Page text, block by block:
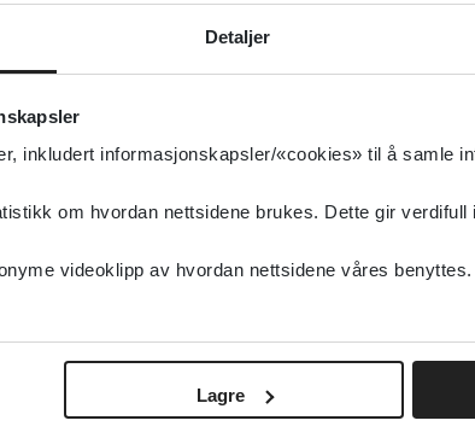
Detaljer
inkludert informasjonskapsler/«cookies» til å samle
om hvordan nettsidene brukes. Dette gir
videoklipp av hvordan nettsidene våres
Lagre
aspergillose